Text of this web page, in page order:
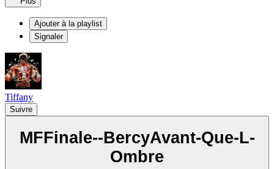
Ajouter à la playlist
Signaler
Tiffany
Suivre
MFFinale--BercyAvant-Que-L-
Ombre